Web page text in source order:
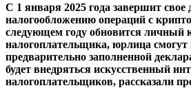
С 1 января 2025 года завершит свое
налогообложению операций с
следующем году обновится личный
налогоплательщика, юрлица смогут
предварительно заполненной
будет внедряться искусственный
налогоплательщиков, рассказали